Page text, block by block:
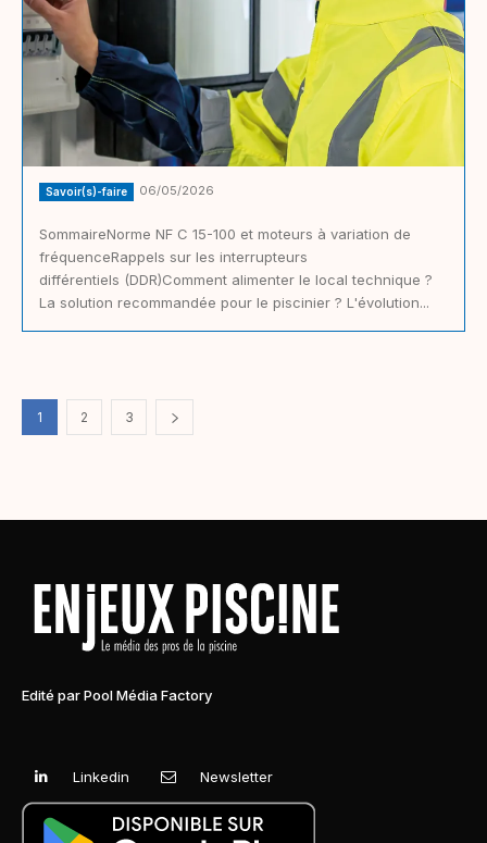
Savoir(s)-faire 06/05/2026
SommaireNorme NF C 15-100 et moteurs à variation de
fréquenceRappels sur les interrupteurs
différentiels (DDR)Comment alimenter le local technique ?
La solution recommandée pour le piscinier ? L'évolution...
1 2 3
Edité par Pool Média Factory
Linkedin Newsletter